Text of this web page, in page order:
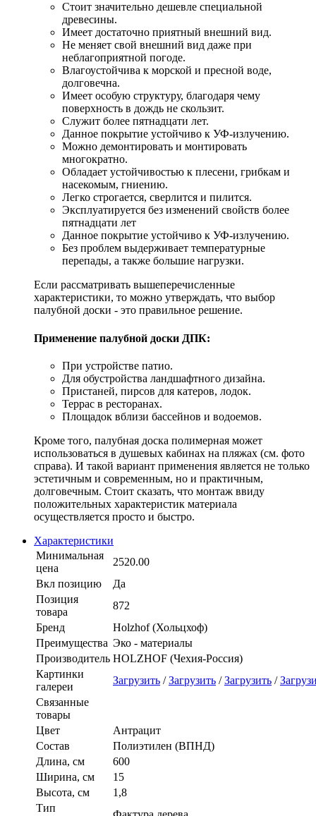
Стоит значительно дешевле специальной
древесины.
Имеет достаточно приятный внешний вид.
Не меняет свой внешний вид даже при
неблагоприятной погоде.
Влагоустойчива к морской и пресной воде,
долговечна.
Имеет особую структуру, благодаря чему
поверхность в дождь не скользит.
Служит более пятнадцати лет.
Данное покрытие устойчиво к УФ-излучению.
Можно демонтировать и монтировать
многократно.
Обладает устойчивостью к плесени, грибкам и
насекомым, гниению.
Легко строгается, сверлится и пилится.
Эксплуатируется без изменений свойств более
пятнадцати лет
Данное покрытие устойчиво к УФ-излучению.
Без проблем выдерживает температурные
перепады, а также большие нагрузки.
Если рассматривать вышеперечисленные
характеристики, то можно утверждать, что выбор
палубной доски - это правильное решение.
Применение палубной доски ДПК:
При устройстве патио.
Для обустройства ландшафтного дизайна.
Пристаней, пирсов для катеров, лодок.
Террас в ресторанах.
Площадок вблизи бассейнов и водоемов.
Кроме того, палубная доска полимерная может
использоваться в душевых кабинах на пляжах (см. фото
справа). И такой вариант применения является не только
эстетичным и современным, но и практичным,
долговечным. Стоит сказать, что монтаж ввиду
положительных характеристик материала
осуществляется просто и быстро.
Характеристики
Минимальная
цена
2520.00
Вкл позицию
Да
Позиция
товара
872
Бренд
Holzhof (Хольцхоф)
Преимущества Эко - материалы
Производитель HOLZHOF (Чехия-Россия)
Картинки
галереи
Загрузить /Загрузить /Загрузить /
Связанные
товары
Цвет
Антрацит
Состав
Полиэтилен (ВПНД)
Длина, см
600
Ширина, см
15
Высота, см
1,8
Тип